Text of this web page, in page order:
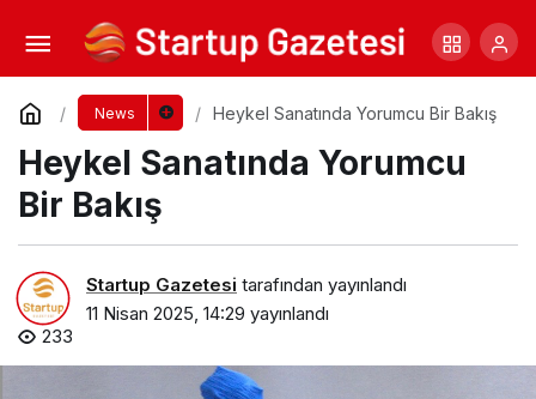
News Heykel Sanatında Yorumcu Bir Bakış
Heykel Sanatında Yorumcu
Bir Bakış
Startup Gazetesi tarafından yayınlandı
11 Nisan 2025, 14:29 yayınlandı
233
Haber Yazısı Neden Yazılır?
Yorum Yap